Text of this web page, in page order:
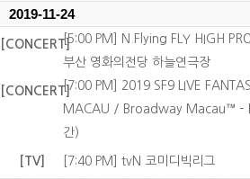
2019-11-24
[CONCERT][5:00 PM] N.Flying FLY HIGH
부산 영화의전당 하늘연극장
[CONCERT][7:00 PM] 2019 SF9 LIVE
MACAU / Broadway Macau™ –
간)
[TV] [7:40 PM] tvN 코미디빅리그